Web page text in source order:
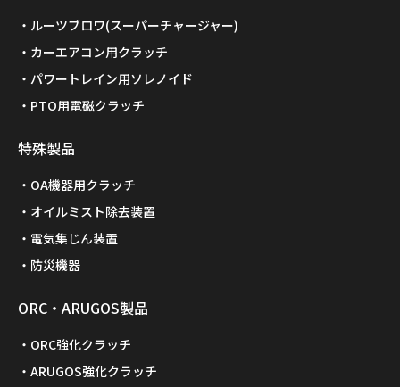
ルーツブロワ(スーパーチャージャー)
カーエアコン用クラッチ
パワートレイン用ソレノイド
PTO用電磁クラッチ
特殊製品
OA機器用クラッチ
オイルミスト除去装置
電気集じん装置
防災機器
ORC・ARUGOS製品
ORC強化クラッチ
ARUGOS強化クラッチ